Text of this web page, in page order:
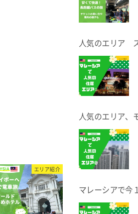
エリア紹介
人気のエリア
人気のエリア、
マレーシアで今